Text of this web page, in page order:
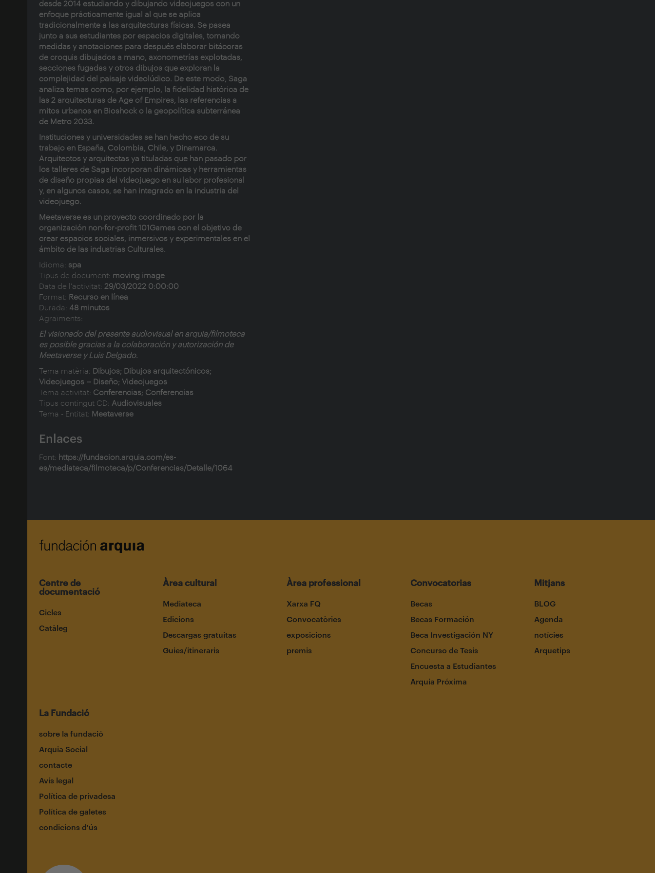
desde 2014 estudiando y dibujando videojuegos con un
enfoque prácticamente igual al que se aplica
tradicionalmente a las arquitecturas físicas. Se pasea
junto a sus estudiantes por espacios digitales, tomando
medidas y anotaciones para después elaborar bitácoras
de croquis dibujados a mano, axonometrías explotadas,
secciones fugadas y otros dibujos que exploran la
complejidad del paisaje videolúdico. De este modo, Saga
analiza temas como, por ejemplo, la fidelidad histórica de
las 2 arquitecturas de Age of Empires, las referencias a
mitos urbanos en Bioshock o la geopolítica subterránea
de Metro 2033.
Instituciones y universidades se han hecho eco de su
trabajo en España, Colombia, Chile, y Dinamarca.
Arquitectos y arquitectas ya tituladas que han pasado por
los talleres de Saga incorporan dinámicas y herramientas
de diseño propias del videojuego en su labor profesional
y, en algunos casos, se han integrado en la industria del
videojuego.
Meetaverse es un proyecto coordinado por la
organización non-for-profit 101Games con el objetivo de
crear espacios sociales, inmersivos y experimentales en el
ámbito de las industrias Culturales.
Idioma: spa
Tipus de document: moving image
Data de l'activitat: 29/03/2022 0:00:00
Format: Recurso en línea
Durada: 48 minutos
Agraïments:
El visionado del presente audiovisual en arquia/filmoteca
es posible gracias a la colaboración y autorización de
Meetaverse yLuis Delgado.
Tema matèria: Dibujos; Dibujos arquitectónicos;
Videojuegos -- Diseño; Videojuegos
Tema activitat: Conferencias; Conferencias
Tipus contingut CD: Audiovisuales
Tema - Entitat: Meetaverse
Enlaces
Font: https://fundacion.arquia.com/es-
es/mediateca/filmoteca/p/Conferencias/Detalle/1064
Centre de
documentació
Cicles
Catàleg
Àrea cultural
Mediateca
Edicions
Descargas gratuitas
Guies/itineraris
Àrea professional
Xarxa FQ
Convocatòries
exposicions
premis
Convocatorias
Becas
Becas Formación
Beca Investigación NY
Concurso de Tesis
Encuesta a Estudiantes
Arquia Próxima
Mitjans
BLOG
Agenda
notícies
Arquetips
La Fundació
sobre la fundació
Arquia Social
contacte
Avís legal
Política de privadesa
Política de galetes
condicions d'ús